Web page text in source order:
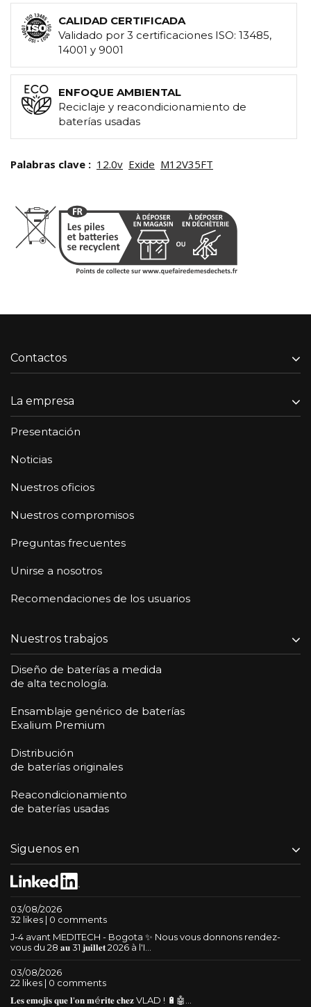
CALIDAD CERTIFICADA
Validado por 3 certificaciones ISO: 13485,
14001 y 9001
ENFOQUE AMBIENTAL
Reciclaje y reacondicionamiento de
baterías usadas
Palabras clave : 12.0v Exide M12V35FT
Contactos
La empresa
Presentación
Noticias
Nuestros oficios
Nuestros compromisos
Preguntas frecuentes
Unirse a nosotros
Recomendaciones de los usuarios
Nuestros trabajos
Diseño de baterías a medida
de alta tecnología.
Ensamblaje genérico de baterías
Exalium Premium
Distribución
de baterías originales
Reacondicionamiento
de baterías usadas
Siguenos en
03/08/2026
32 likes | 0 comments
J-4 avant MEDITECH - Bogota ✨ Nous vous donnons rendez-
vous du 28 𝐚𝐮 31 𝐣𝐮𝐢𝐥𝐥𝐞𝐭 2026 à l'I...
03/08/2026
22 likes | 0 comments
𝐋𝐞𝐬 𝐞𝐦𝐨𝐣𝐢𝐬 𝐪𝐮𝐞 𝐥'𝐨𝐧 𝐦é𝐫𝐢𝐭𝐞 𝐜𝐡𝐞𝐳 VLAD ! 🔋🤖...